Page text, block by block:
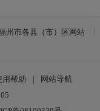
州市各县（市）区网站
用帮助 |
网站导航